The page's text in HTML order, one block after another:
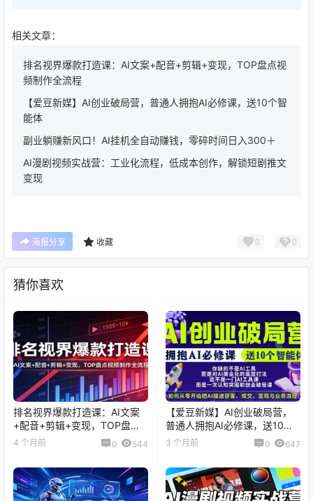
相关文章：
排名视界爆款打造课：AI文案+配音+剪辑+变现，TOP盘点视
频制作全流程
【爱豆新媒】AI创业破局营，普通人拥抱AI必修课，送10个智
能体
副业躺赚新风口！AI挂机全自动赚钱，零碎时间日入300＋
AI漫剧视频实战营：工业化流程，低成本创作，解锁短剧推文
变现
海报分享 收藏 0 0
猜你喜欢
排名视界爆款打造课：AI文案
+配音+剪辑+变现，TOP盘点
视频制作全流程
4 个月前 0 544
【爱豆新媒】AI创业破局营，
普通人拥抱AI必修课，送10个
智能体
3 个月前 0 647